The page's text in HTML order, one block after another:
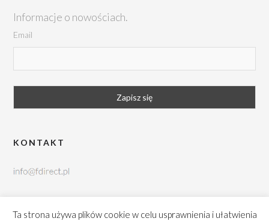
Informacje o nowościach.
Email
KONTAKT
Ta strona używa plików cookie w celu usprawnienia i ułatwienia